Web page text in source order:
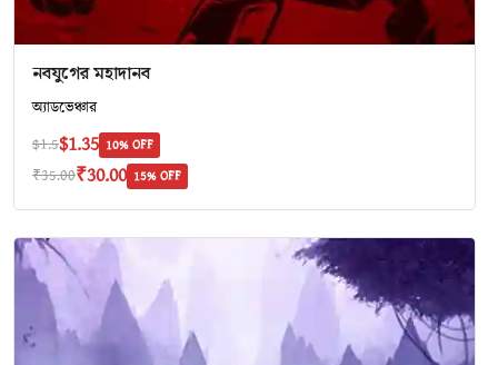
নবযুগের মহাদানব
অ‍্যাডভেঞ্চার
$1.5$1.35 10% OFF
₹35.00₹30.00 15% OFF